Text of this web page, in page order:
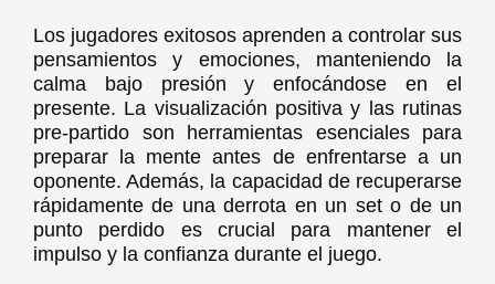
Los jugadores exitosos aprenden a controlar sus
pensamientos y emociones, manteniendo la
calma bajo presión y enfocándose en el
presente. La visualización positiva y las rutinas
pre-partido son herramientas esenciales para
preparar la mente antes de enfrentarse a un
oponente. Además, la capacidad de recuperarse
rápidamente de una derrota en un set o de un
punto perdido es crucial para mantener el
impulso y la confianza durante el juego.